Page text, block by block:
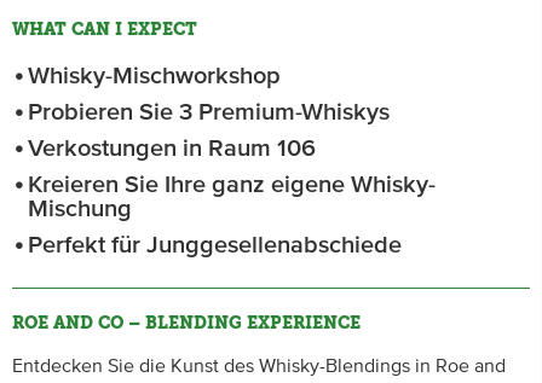
WHAT CAN I EXPECT
Whisky-Mischworkshop
Probieren Sie 3 Premium-Whiskys
Verkostungen in Raum 106
Kreieren Sie Ihre ganz eigene Whisky-
Mischung
Perfekt für Junggesellenabschiede
ROE AND CO – BLENDING EXPERIENCE
Entdecken Sie die Kunst des Whisky-Blendings in Roe and